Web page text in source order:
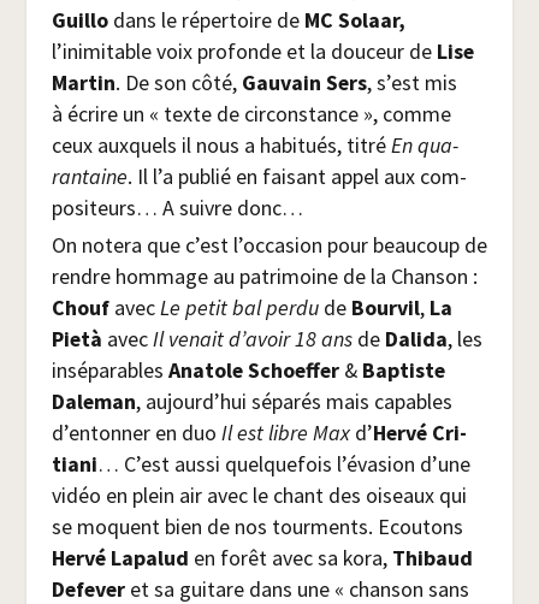
Guillo dans le réper­toire de MC Solaar,
l’inimitable voix pro­fonde et la dou­ceur deLise
Mar­tin. De son côté,Gau­vain Sers, s’est mis
à écrire un « texte de cir­cons­tance », comme
ceux aux­quels il nous a habi­tués, titréEn qua­
ran­taine. Il l’a publié en fai­sant appel aux com­
po­si­teurs… A suivre donc…
On note­ra que c’est l’occasion pour beau­coup de
rendre hom­mage au patri­moine de la Chan­son :
ChoufavecLe petit bal per­dude Bour­vil, La
Pie­tà avecIl venait d’avoir 18 ansde Dali­da, les
insé­pa­rables Ana­tole Schoef­fer& Bap­tiste
Dale­man, aujourd’hui sépa­rés mais capables
d’entonner en duo Il est libre Maxd’Her­vé Cri­
tia­ni… C’est aus­si quel­que­fois l’évasion d’une
vidéo en plein air avec le chant des oiseaux qui
se moquent bien de nos tour­ments. Ecou­tons
Her­vé Lapa­lud en forêt avec sa kora, Thi­baud
Defe­veret sa gui­tare dans une « chan­son sans